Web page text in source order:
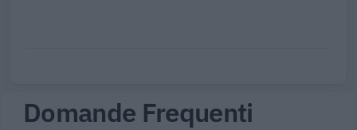
Domande Frequenti